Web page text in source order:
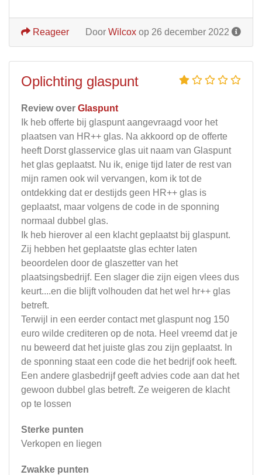
Door Wilcox op 26 december 2022
Reageer
Oplichting glaspunt
Review over Glaspunt
Ik heb offerte bij glaspunt aangevraagd voor het
plaatsen van HR++ glas. Na akkoord op de offerte
heeft Dorst glasservice glas uit naam van Glaspunt
het glas geplaatst. Nu ik, enige tijd later de rest van
mijn ramen ook wil vervangen, kom ik tot de
ontdekking dat er destijds geen HR++ glas is
geplaatst, maar volgens de code in de sponning
normaal dubbel glas.
Ik heb hierover al een klacht geplaatst bij glaspunt.
Zij hebben het geplaatste glas echter laten
beoordelen door de glaszetter van het
plaatsingsbedrijf. Een slager die zijn eigen vlees dus
keurt....en die blijft volhouden dat het wel hr++ glas
betreft.
Terwijl in een eerder contact met glaspunt nog 150
euro wilde crediteren op de nota. Heel vreemd dat je
nu beweerd dat het juiste glas zou zijn geplaatst. In
de sponning staat een code die het bedrijf ook heeft.
Een andere glasbedrijf geeft advies code aan dat het
gewoon dubbel glas betreft. Ze weigeren de klacht
op te lossen
Sterke punten
Verkopen en liegen
Zwakke punten